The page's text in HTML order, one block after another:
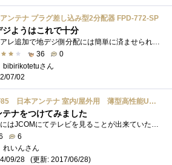
アンテナ プラグ差し込み型2分配器 FPD-772-SP
ジようはこれで十分
例のアレ追加で地デジ側分配には簡単に済ませられるコレを選択。うちではレゴのように合体しておりますｗ今のところそういった使い方でも問�...
36
0
bibirikotetuさん
07/02
UDF85 日本アンテナ 室内/屋外用 薄型高性能UHFアンテナ
テナをつけてみました
旧家にはJCOMにてテレビを見ることが出来ていた地域なので新しい新居はJCOMなんてございませんからアンテナを別途導入なのですよ。屋上の壁につ...
6
れいんさん
09/28
(更新: 2017/06/28)